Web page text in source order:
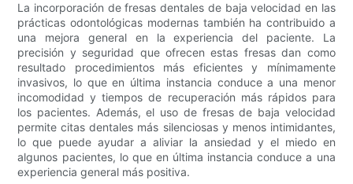
La incorporación de fresas dentales de baja velocidad en las
prácticas odontológicas modernas también ha contribuido a
una mejora general en la experiencia del paciente. La
precisión y seguridad que ofrecen estas fresas dan como
resultado procedimientos más eficientes y mínimamente
invasivos, lo que en última instancia conduce a una menor
incomodidad y tiempos de recuperación más rápidos para
los pacientes. Además, el uso de fresas de baja velocidad
permite citas dentales más silenciosas y menos intimidantes,
lo que puede ayudar a aliviar la ansiedad y el miedo en
algunos pacientes, lo que en última instancia conduce a una
experiencia general más positiva.